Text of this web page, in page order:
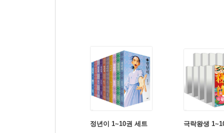
정년이 1~10권 세트 극락왕생